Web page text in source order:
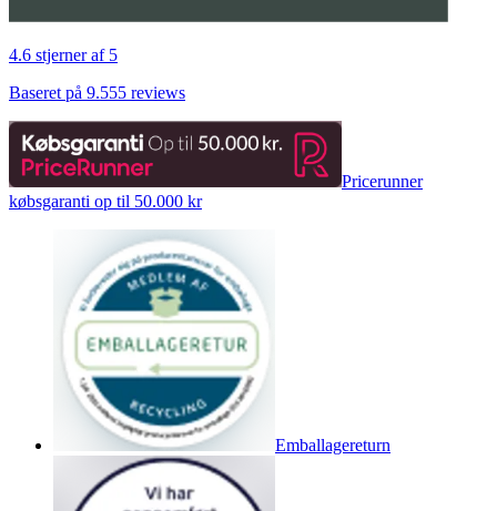
4.6 stjerner af 5
Baseret på 9.555 reviews
Pricerunner
købsgaranti op til 50.000 kr
Emballagereturn